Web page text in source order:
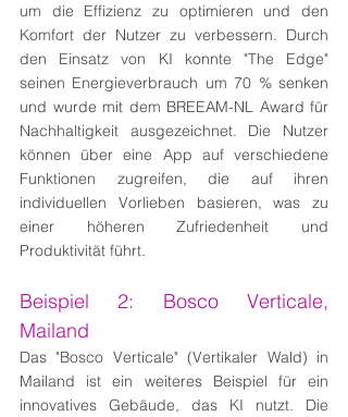
um die Effizienz zu optimieren und den
Komfort der Nutzer zu verbessern. Durch
den Einsatz von KI konnte "The Edge"
seinen Energieverbrauch um 70 % senken
und wurde mit dem BREEAM-NL Award für
Nachhaltigkeit ausgezeichnet. Die Nutzer
können über eine App auf verschiedene
Funktionen zugreifen, die auf ihren
individuellen Vorlieben basieren, was zu
einer höheren Zufriedenheit und
Produktivität führt.
Beispiel 2: Bosco Verticale,
Mailand
Das "Bosco Verticale" (Vertikaler Wald) in
Mailand ist ein weiteres Beispiel für ein
innovatives Gebäude, das KI nutzt. Die